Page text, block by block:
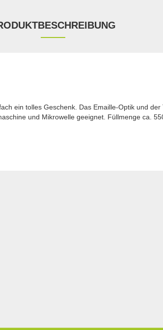
ein tolles Geschenk. Das Emaille-Optik und
und Mikrowelle geeignet. Füllmenge ca.